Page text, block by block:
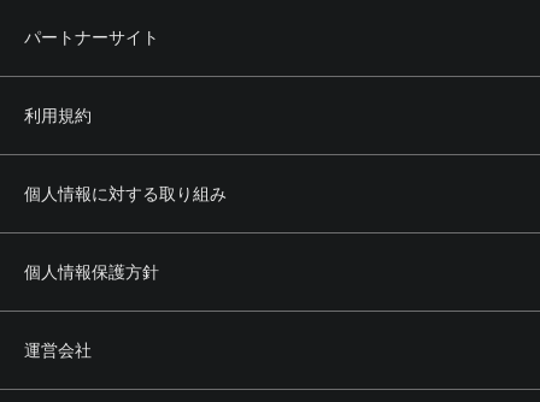
パートナーサイト
利用規約
個人情報に対する取り組み
個人情報保護方針
運営会社